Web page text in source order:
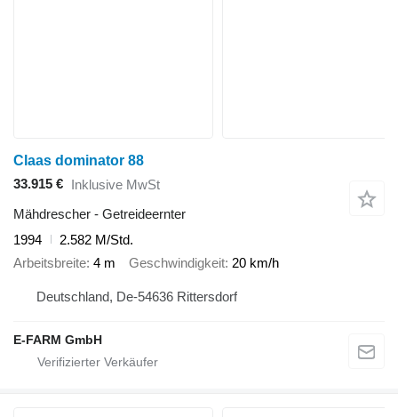
Claas dominator 88
33.915 € Inklusive MwSt
Mähdrescher - Getreideernter
1994
2.582 M/Std.
Arbeitsbreite 4 m Geschwindigkeit 20 km/h
Deutschland, De-54636 Rittersdorf
E-FARM GmbH